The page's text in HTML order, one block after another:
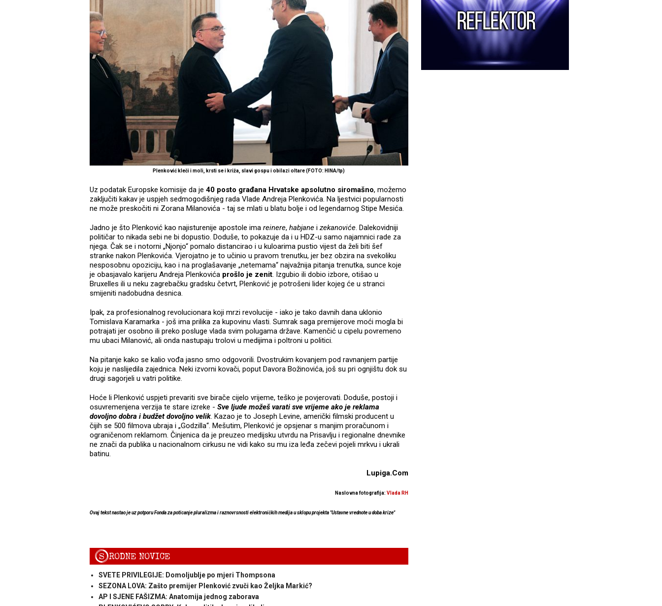
Plenković kleči i moli, krsti se i križa, slavi gospu i obilazi oltare (FOTO: HINA/tp)
Uz podatak Europske komisije da je 40 posto građana Hrvatske apsolutno siromašno, možemo
zaključiti kakav je uspjeh sedmogodišnjeg rada Vlade Andreja Plenkovića. Na ljestvici popularnosti
ne može preskočiti ni Zorana Milanovića - taj se mlati u blatu bolje i od legendarnog Stipe Mesića.
Jadno je što Plenković kao najisturenije apostole ima reinere, habjane i zekanoviće. Dalekovidniji
političar to nikada sebi ne bi dopustio. Doduše, to pokazuje da i u HDZ-u samo najamnici rade za
njega. Čak se i notorni „Njonjo“ pomalo distancirao i u kuloarima pustio vijest da želi biti šef
stranke nakon Plenkovića. Vjerojatno je to učinio u pravom trenutku, jer bez obzira na svekoliku
nesposobnu opoziciju, kao i na proglašavanje „netemama“ najvažnija pitanja trenutka, sunce koje
je obasjavalo karijeru Andreja Plenkovića prošlo je zenit. Izgubio ili dobio izbore, otišao u
Bruxelles ili u neku zagrebačku gradsku četvrt, Plenković je potrošeni lider kojeg će u stranci
smijeniti nadobudna desnica.
Ipak, za profesionalnog revolucionara koji mrzi revolucije - iako je tako davnih dana uklonio
Tomislava Karamarka - još ima prilika za kupovinu vlasti. Sumrak saga premijerove moći mogla bi
potrajati jer osobno ili preko posluge vlada svim polugama države. Kamenčić u cipelu povremeno
mu ubaci Milanović, ali onda nastupaju trolovi u medijima i poltroni u politici.
Na pitanje kako se kalio vođa jasno smo odgovorili. Dvostrukim kovanjem pod ravnanjem partije
koju je naslijedila zajednica. Neki izvorni kovači, poput Davora Božinovića, još su pri ognjištu dok su
drugi sagorjeli u vatri politike.
Hoće li Plenković uspjeti prevariti sve birače cijelo vrijeme, teško je povjerovati. Doduše, postoji i
osuvremenjena verzija te stare izreke - Sve ljude možeš varati sve vrijeme ako je reklama
dovoljno dobra i budžet dovoljno velik. Kazao je to Joseph Levine, američki filmski producent u
čijih se 500 filmova ubraja i „Godzilla“. Mešutim, Plenković je opsjenar s manjim proračunom i
ograničenom reklamom. Činjenica da je preuzeo medijsku utvrdu na Prisavlju i regionalne dnevnike
ne znači da publika u nacionalnom cirkusu ne vidi kako su mu iza leđa zečevi pojeli mrkvu i ukrali
batinu.
Lupiga.Com
Naslovna fotografija: Vlada RH
Ovaj tekst nastao je uz potporu Fonda za poticanje pluralizma i raznovrsnosti elektroničkih medija u sklopu projekta "Ustavne vrednote u doba krize"
SRODNE NOVICE
SVETE PRIVILEGIJE: Domoljublje po mjeri Thompsona
SEZONA LOVA: Zašto premijer Plenković zvuči kao Željka Markić?
AP I SJENE FAŠIZMA: Anatomija jednog zaborava